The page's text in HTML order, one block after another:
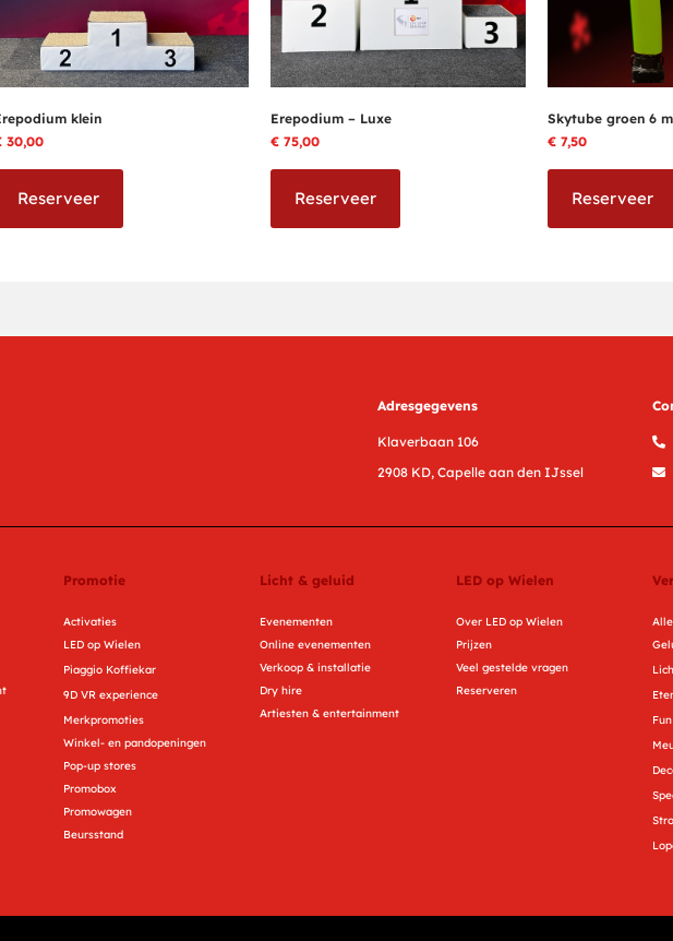
klein
30,00
Reserveer
Erepodium – Luxe
€ 75,00
Reserveer
Skytube groen 6
€ 7,50
Reserveer
Adresgegevens
Klaverbaan 106
2908 KD, Capelle aan den IJssel
Promotie
Activaties
LED op Wielen
Piaggio Koffiekar
9D VR experience
Merkpromoties
Winkel- en pandopeningen
Pop-up stores
Promobox
Promowagen
Beursstand
Licht & geluid
Evenementen
Online evenementen
Verkoop & installatie
Dry hire
Artiesten & entertainment
LED op Wielen
Over LED op Wielen
Prijzen
Veel gestelde vragen
Reserveren